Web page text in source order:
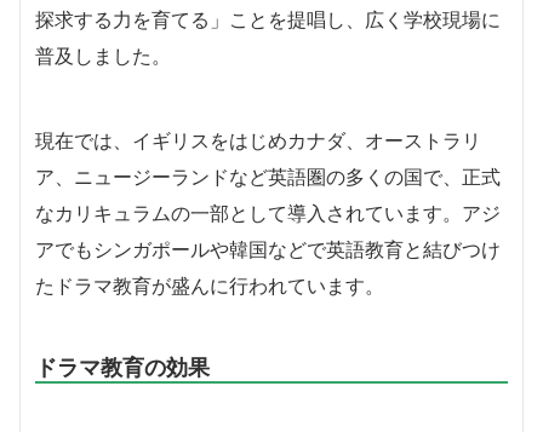
探求する力を育てる」ことを提唱し、広く学校現場に
普及しました。
現在では、イギリスをはじめカナダ、オーストラリ
ア、ニュージーランドなど英語圏の多くの国で、正式
なカリキュラムの一部として導入されています。アジ
アでもシンガポールや韓国などで英語教育と結びつけ
たドラマ教育が盛んに行われています。
ドラマ教育の効果